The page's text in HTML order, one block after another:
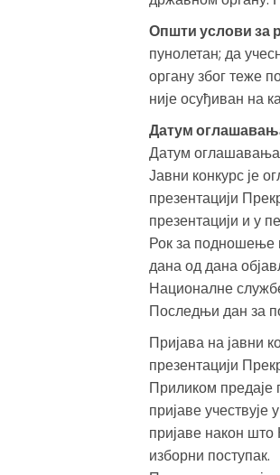
Општи услови за
пунолетан; да
органу због теже
није осуђиван на
Датум
Датум
Јавни конкурс је
презентацији
презентацији и у
Рок за подношење
дана од дана
Националне
Последњи дан за
Пријава на јавни
презентацији
Приликом предаје
пријаве
пријаве након што
изборни поступак.